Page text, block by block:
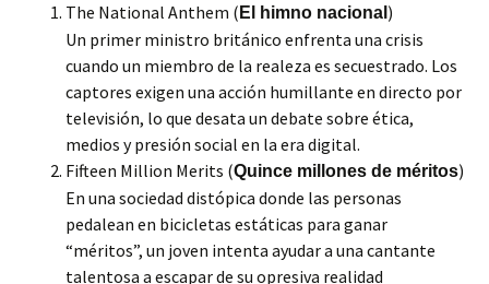
The National Anthem ( El himno nacional )
Un primer ministro británico enfrenta una crisis
cuando un miembro de la realeza es secuestrado. Los
captores exigen una acción humillante en directo por
televisión, lo que desata un debate sobre ética,
medios y presión social en la era digital.
Fifteen Million Merits (Quince millones de méritos)
En una sociedad distópica donde las personas
pedalean en bicicletas estáticas para ganar
“méritos”, un joven intenta ayudar a una cantante
talentosa a escapar de su opresiva realidad